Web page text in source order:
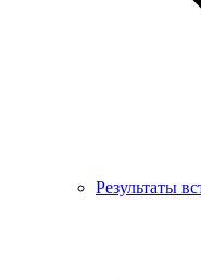
Результаты